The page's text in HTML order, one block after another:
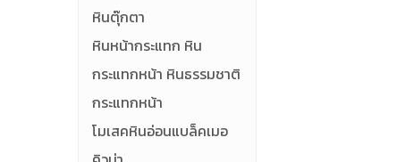
หินตุ๊กตา
หินหน้ากระแทก หิน
กระแทกหน้า หินธรรมชาติ
กระแทกหน้า
โมเสคหินอ่อนแบล็คเมอ